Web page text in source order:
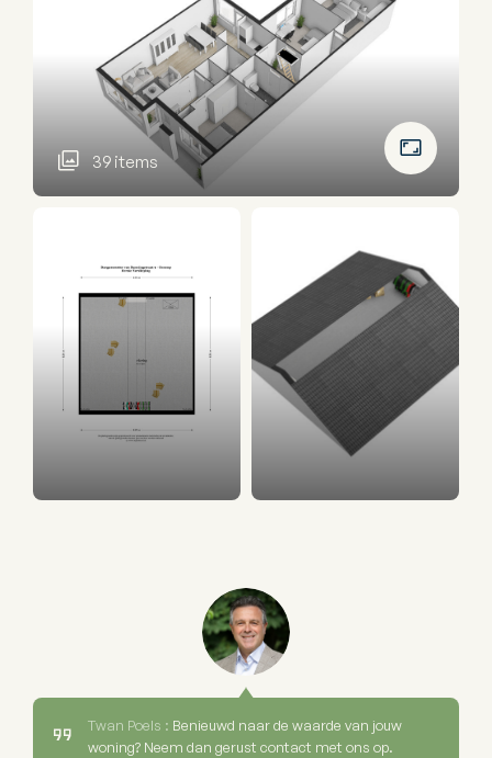
39 items
Twan Poels : Benieuwd naar de waarde van jouw
woning? Neem dan gerust contact met ons op.